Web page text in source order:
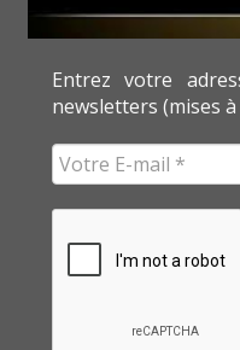
Entrez votre
newsletters (mises